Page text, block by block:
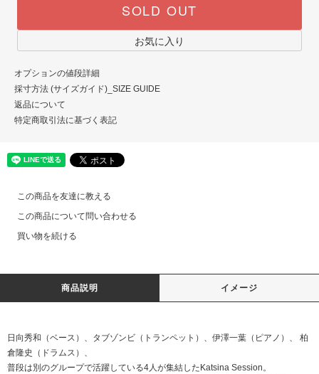
SOLD OUT
お気に入り
オプションの値段詳細
採寸方法 (サイズガイド)_SIZE GUIDE
返品について
特定商取引法に基づく表記
この商品を友達に教える
この商品について問い合わせる
買い物を続ける
商品説明 イメージ
日向秀和（ベース）、タブゾンビ（トランペット）、伊澤一葉（ピアノ）、 柏
倉隆史（ドラムス）、
普段は別のグループで活躍している4人が集結したKatsina Session。